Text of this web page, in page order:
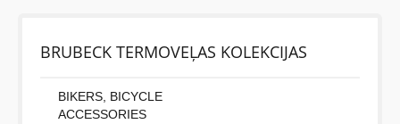
BRUBECK TERMOVEĻAS KOLEKCIJAS
BIKERS, BICYCLE
ACCESSORIES